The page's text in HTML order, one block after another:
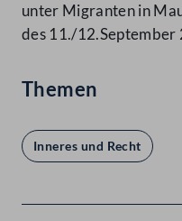
unter Migranten in
des 11./12.September
Themen
Inneres und Recht